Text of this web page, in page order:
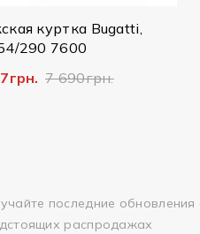
Мужская
17 592грн.
последние
распродажах